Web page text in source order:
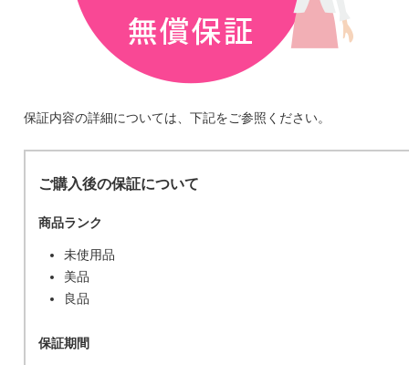
保証内容の詳細については、下記をご参照ください。
ご購入後の保証について
商品ランク
未使用品
美品
良品
保証期間